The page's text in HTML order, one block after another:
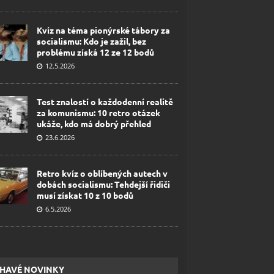
Kvíz na téma pionýrské tábory za
socialismu: Kdo je zažil, bez
problému získá 12 ze 12 bodů
12.5.2026
Test znalostí o každodenní realitě
za komunismu: 10 retro otázek
ukáže, kdo má dobrý přehled
23.6.2026
Retro kvíz o oblíbených autech v
dobách socialismu: Tehdejší řidiči
musí získat 10 z 10 bodů
6.5.2026
NOVINKY